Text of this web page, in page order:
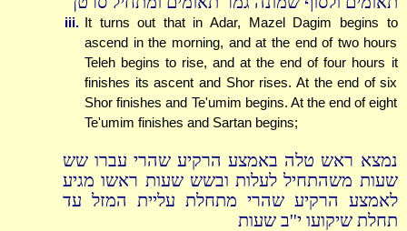
iii. It turns out that in Adar, Mazel Dagim begins to
ascend in the morning, and at the end of two hours
Teleh begins to rise, and at the end of four hours it
finishes its ascent and Shor rises. At the end of six
Shor finishes and Te'umim begins. At the end of eight
Te'umim finishes and Sartan begins;
נמצא ראש טלה באמצע הרקיע שהרי עברו שש
שעות משהתחיל לעלות ובשש שעות ראשו מגיע
לאמצע הרקיע שהרי מתחלת עליית המזל עד
תחלת שיקועו י''ב שעות